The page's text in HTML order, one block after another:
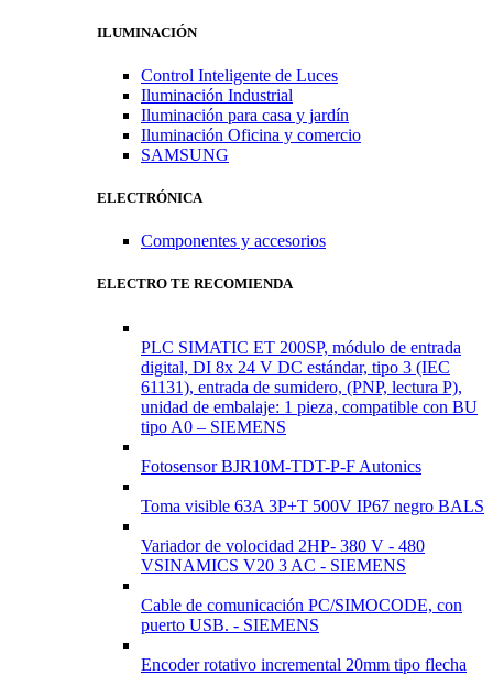
ILUMINACIÓN
Control Inteligente de Luces
Iluminación Industrial
Iluminación para casa y jardín
Iluminación Oficina y comercio
SAMSUNG
ELECTRÓNICA
Componentes y accesorios
ELECTRO TE RECOMIENDA
PLC SIMATIC ET 200SP, módulo de entrada
digital, DI 8x 24 V DC estándar, tipo 3 (IEC
61131), entrada de sumidero, (PNP, lectura P),
unidad de embalaje: 1 pieza, compatible con BU
tipo A0 – SIEMENS
Fotosensor BJR10M-TDT-P-F Autonics
Toma visible 63A 3P+T 500V IP67 negro BALS
Variador de volocidad 2HP- 380 V - 480
VSINAMICS V20 3 AC - SIEMENS
Cable de comunicación PC/SIMOCODE, con
puerto USB. - SIEMENS
Encoder rotativo incremental 20mm tipo flecha